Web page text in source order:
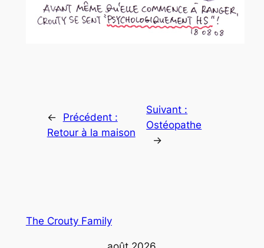
←
Précédent :
Retour à la maison
Suivant :
Ostéopathe
→
The Crouty Family